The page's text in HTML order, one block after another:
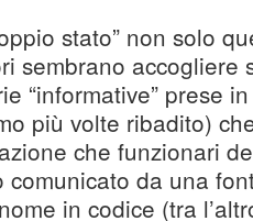
stato” non solo
sembrano accogliere
“informative” prese
più volte ribadito)
che funzionari
comunicato da una
in codice (tra